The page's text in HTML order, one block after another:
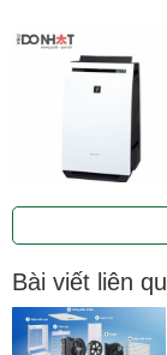
Bài viết liên